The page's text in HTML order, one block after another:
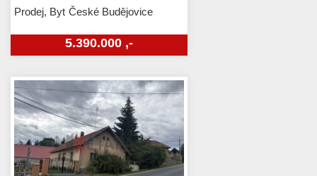
Prodej, Byt České Budějovice
5.390.000 ,-